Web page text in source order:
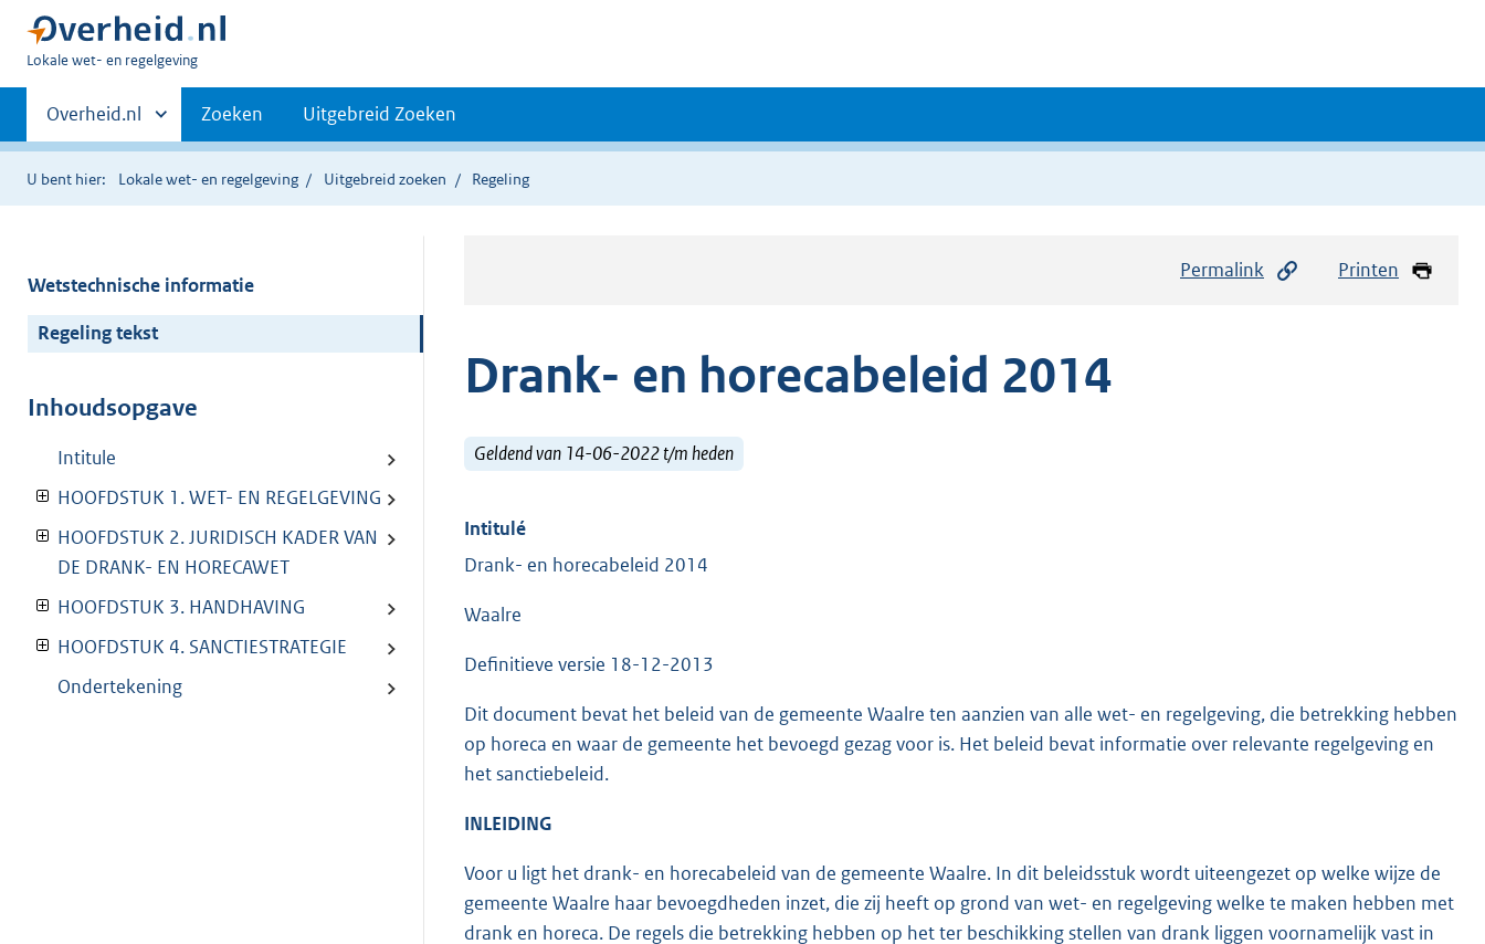
U
hier:
Lokale wet- en regelgeving
Primaire
navigatie
Andere
sites
binnen
Overheid.nl Zoeken Uitgebreid Zoeken
U bent hier: Lokale wet- en regelgeving Uitgebreid zoeken Regeling
Wetstechnische informatie
Regeling tekst
Inhoudsopgave
Intitule
HOOFDSTUK 1. WET- EN REGELGEVING
HOOFDSTUK 2. JURIDISCH KADER VAN
DE DRANK- EN HORECAWET
HOOFDSTUK 3. HANDHAVING
HOOFDSTUK 4. SANCTIESTRATEGIE
Ondertekening
Permalink Printen
Drank- en horecabeleid 2014
Geldend van 14-06-2022 t/m heden
Intitulé
Drank- en horecabeleid 2014
Waalre
Definitieve versie 18-12-2013
Dit document bevat het beleid van de gemeente Waalre ten aanzien van alle wet- en regelgeving, die betrekking hebben
op horeca en waar de gemeente het bevoegd gezag voor is. Het beleid bevat informatie over relevante regelgeving en
het sanctiebeleid.
INLEIDING
Voor u ligt het drank- en horecabeleid van de gemeente Waalre. In dit beleidsstuk wordt uiteengezet op welke wijze de
gemeente Waalre haar bevoegdheden inzet, die zij heeft op grond van wet- en regelgeving welke te maken hebben met
drank en horeca. De regels die betrekking hebben op het ter beschikking stellen van drank liggen voornamelijk vast in